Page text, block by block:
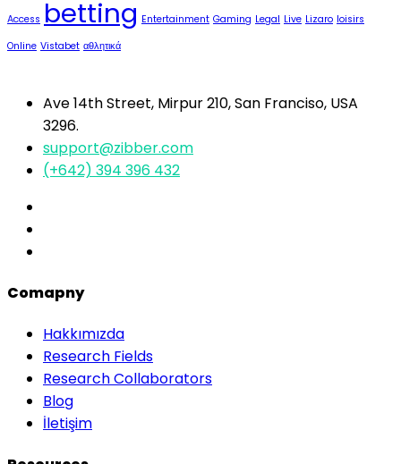
Access betting Entertainment Gaming Legal Live Lizaro loisirs
Online Vistabet αθλητικά
Ave 14th Street, Mirpur 210, San Franciso, USA
3296.
support@zibber.com
(+642) 394 396 432
Comapny
Hakkımızda
Research Fields
Research Collaborators
Blog
İletişim